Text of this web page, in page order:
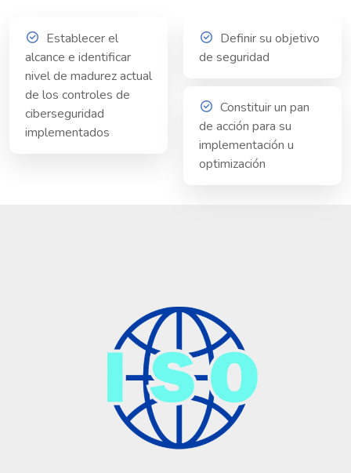
Establecer el
alcance e identificar
nivel de madurez actual
de los controles de
ciberseguridad
implementados
Definir su objetivo
de seguridad
Constituir un pan
de acción para su
implementación u
optimización